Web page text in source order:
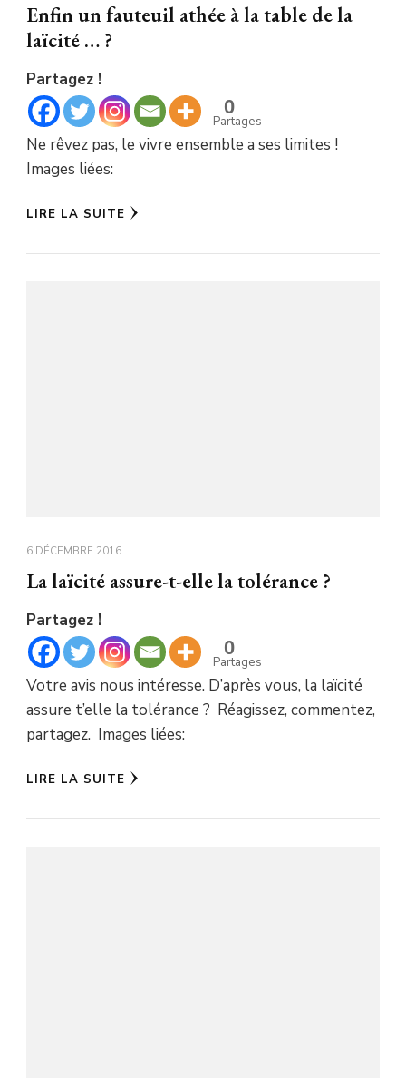
Enfin un fauteuil athée à la table de la
laïcité … ?
Partagez !
0
Partages
Ne rêvez pas, le vivre ensemble a ses limites !
Images liées:
LIRE LA SUITE
6 DÉCEMBRE 2016
La laïcité assure-t-elle la tolérance ?
Partagez !
0
Partages
Votre avis nous intéresse. D’après vous, la laïcité
assure t’elle la tolérance ? Réagissez, commentez,
partagez. Images liées:
LIRE LA SUITE